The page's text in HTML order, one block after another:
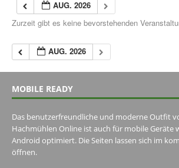
AUG. 2026
Zurzeit gibt es keine bevorstehenden
AUG. 2026
MOBILE READY
Das benutzerfreundliche und moderne Outfit
Hachmühlen Online ist auch für mobile Geräte
Android optimiert. Die Seiten lassen sich im
öffnen.